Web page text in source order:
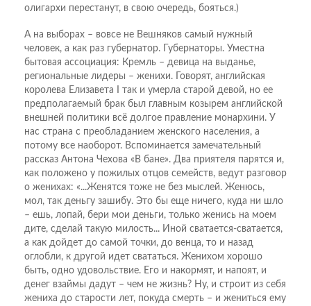
олигархи перестанут, в свою очередь, бояться.)
А на выборах – вовсе не Вешняков самый нужный
человек, а как раз губернатор. Губернаторы. Уместна
бытовая ассоциация: Кремль – девица на выданье,
региональные лидеры – женихи. Говорят, английская
королева Елизавета I так и умерла старой девой, но ее
предполагаемый брак был главным козырем английской
внешней политики всё долгое правление монархини. У
нас страна с преобладанием женского населения, а
потому все наоборот. Вспоминается замечательный
рассказ Антона Чехова «В бане». Два приятеля парятся и,
как положено у пожилых отцов семейств, ведут разговор
о женихах: «...Женятся тоже не без мыслей. Женюсь,
мол, так деньгу зашибу. Это бы еще ничего, куда ни шло
– ешь, лопай, бери мои деньги, только женись на моем
дите, сделай такую милость... Иной сватается-сватается,
а как дойдет до самой точки, до венца, то и назад
оглобли, к другой идет свататься. Женихом хорошо
быть, одно удовольствие. Его и накормят, и напоят, и
денег взаймы дадут – чем не жизнь? Ну, и строит из себя
жениха до старости лет, покуда смерть – и жениться ему